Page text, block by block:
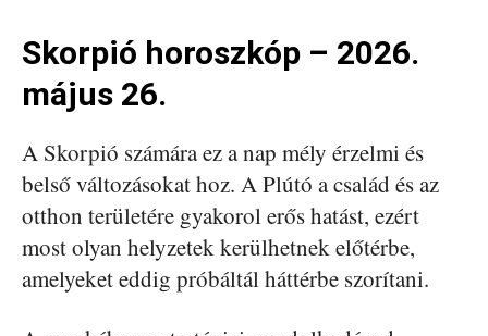
Skorpió horoszkóp – 2026.
május 26.
A Skorpió számára ez a nap mély érzelmi és
belső változásokat hoz. A Plútó a család és az
otthon területére gyakorol erős hatást, ezért
most olyan helyzetek kerülhetnek előtérbe,
amelyeket eddig próbáltál háttérbe szorítani.